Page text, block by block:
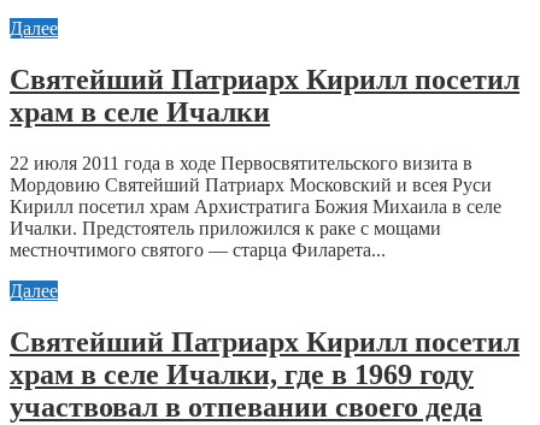
Далее
Святейший Патриарх Кирилл посетил
храм в селе Ичалки
22 июля 2011 года в ходе Первосвятительского визита в
Мордовию Святейший Патриарх Московский и всея Руси
Кирилл посетил храм Архистратига Божия Михаила в селе
Ичалки. Предстоятель приложился к раке с мощами
местночтимого святого — старца Филарета...
Далее
Святейший Патриарх Кирилл посетил
храм в селе Ичалки, где в 1969 году
участвовал в отпевании своего деда